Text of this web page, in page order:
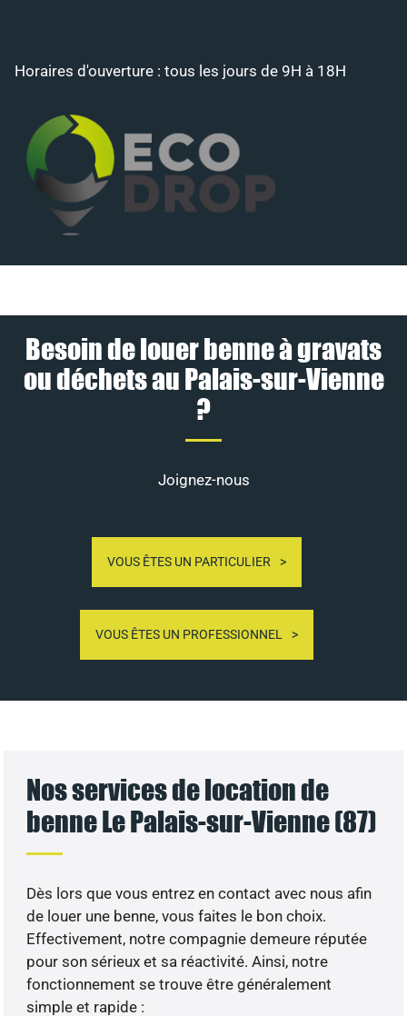
Horaires d'ouverture : tous les jours de 9H à 18H
Besoin de louer benne à gravats
ou déchets au Palais-sur-Vienne
?
Joignez-nous
VOUS ÊTES UN PARTICULIER
VOUS ÊTES UN PROFESSIONNEL
Nos services de location de
benne Le Palais-sur-Vienne (87)
Dès lors que vous entrez en contact avec nous afin
de louer une benne, vous faites le bon choix.
Effectivement, notre compagnie demeure réputée
pour son sérieux et sa réactivité. Ainsi, notre
fonctionnement se trouve être généralement
simple et rapide :